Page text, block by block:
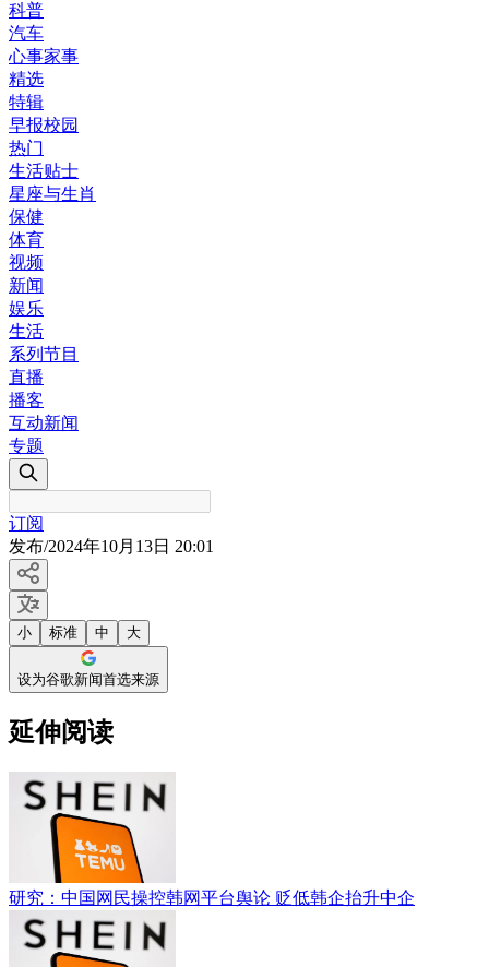
科普
汽车
心事家事
精选
特辑
早报校园
热门
生活贴士
星座与生肖
保健
体育
视频
新闻
娱乐
生活
系列节目
直播
播客
互动新闻
专题
订阅
发布/2024年10月13日 20:01
小 标准 中 大
设为谷歌新闻首选来源
延伸阅读
研究：中国网民操控韩网平台舆论 贬低韩企抬升中企